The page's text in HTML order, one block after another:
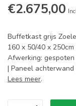
€2.675,00
Buffetkast grijs
160 x 50/40 x
Afwerking:
| Paneel
Lees meer.